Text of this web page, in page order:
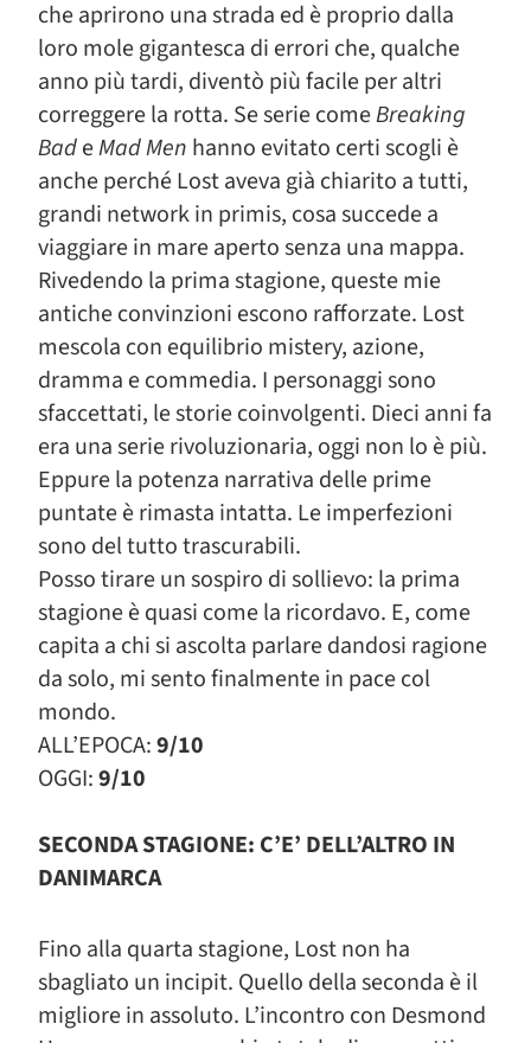
che aprirono una strada ed è proprio dalla
loro mole gigantesca di errori che, qualche
anno più tardi, diventò più facile per altri
correggere la rotta. Se serie comeBreaking
BadeMad Men hanno evitato certi scogli è
anche perché Lost aveva già chiarito a tutti,
grandi network in primis, cosa succede a
viaggiare in mare aperto senza una mappa.
Rivedendo la prima stagione, queste mie
antiche convinzioni escono rafforzate. Lost
mescola con equilibrio mistery, azione,
dramma e commedia. I personaggi sono
sfaccettati, le storie coinvolgenti. Dieci anni fa
era una serie rivoluzionaria, oggi non lo è più.
Eppure la potenza narrativa delle prime
puntate è rimasta intatta. Le imperfezioni
sono del tutto trascurabili.
Posso tirare un sospiro di sollievo: la prima
stagione è quasi come la ricordavo. E, come
capita a chi si ascolta parlare dandosi ragione
da solo, mi sento finalmente in pace col
mondo.
ALL’EPOCA:9/10
OGGI:9/10
SECONDA STAGIONE: C’E’ DELL’ALTRO IN
DANIMARCA
Fino alla quarta stagione, Lost non ha
sbagliato un incipit. Quello della seconda è il
migliore in assoluto. L’incontro con Desmond